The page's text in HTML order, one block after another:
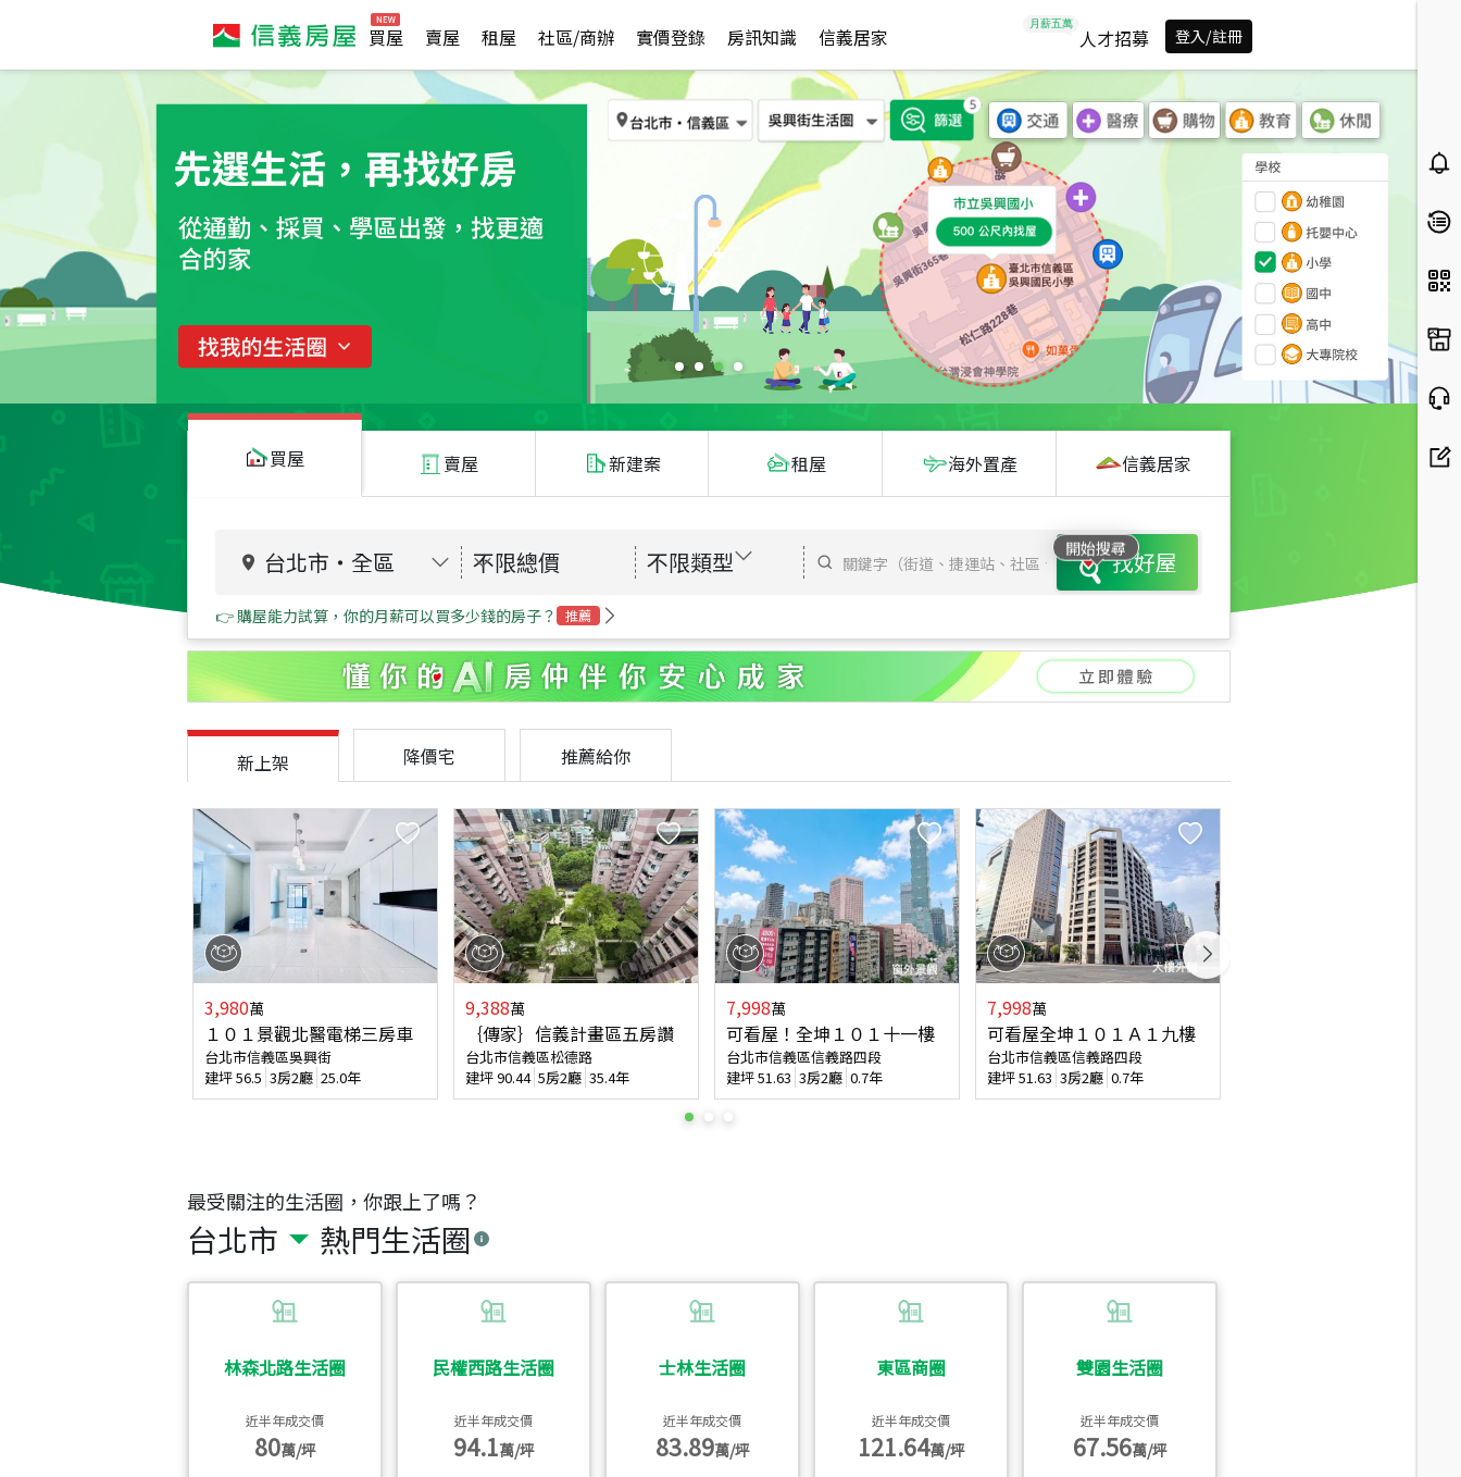
買屋 賣屋 租屋 社區/商辦 實價登錄 房訊知識 信義居家 人才招募 登入/註冊
買屋 賣屋 新建案 租屋 海外置產 信義居家
台北市 ・ 全區 不限總價 不限類型
開始搜尋
找好屋
👉 購屋能力試算，你的月薪可以買多少錢的房子？ 推薦
最受關注的生活圈，你跟上了嗎？
台北市 熱門生活圈
林森北路生活圈
近半年成交價
80萬/坪
民權西路生活圈
近半年成交價
94.1萬/坪
士林生活圈
近半年成交價
83.89萬/坪
東區商圈
近半年成交價
121.64萬/坪
雙園生活圈
近半年成交價
67.56萬/坪
新上架 降價宅 推薦給你
3,980萬
１０１景觀北醫電梯三房車
台北市信義區吳興街
建坪56.5 3房2廳 25.0年
9,388萬
｛傳家｝信義計畫區五房讚
台北市信義區松德路
建坪90.44 5房2廳 35.4年
7,998萬
可看屋！全坤１０１十一樓
台北市信義區信義路四段
建坪51.63 3房2廳 0.7年
7,998萬
可看屋全坤１０１Ａ１九樓
台北市信義區信義路四段
建坪51.63 3房2廳 0.7年